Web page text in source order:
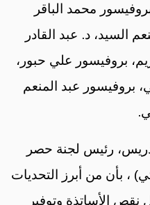
محمد الباقر
السيد، د. عبد القادر
بروفيسور علي حبور،
بروفيسور عبد المنعم
رئيس لجنة حصر
، بأن من أبرز التحديات
نقص الأساتذة وتوفير